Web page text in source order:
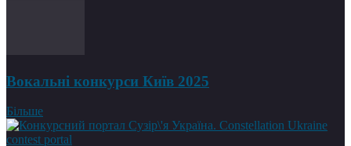
Вокальні конкурси Київ 2025
Більше